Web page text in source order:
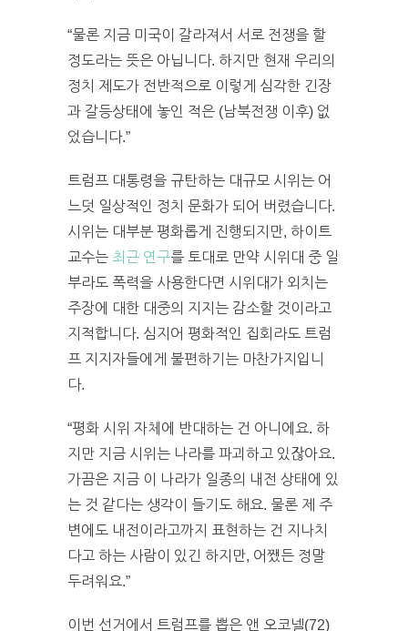
“물론 지금 미국이 갈라져서 서로 전쟁을 할
정도라는 뜻은 아닙니다. 하지만 현재 우리의
정치 제도가 전반적으로 이렇게 심각한 긴장
과 갈등상태에 놓인 적은 (남북전쟁 이후) 없
었습니다.”
트럼프 대통령을 규탄하는 대규모 시위는 어
느덧 일상적인 정치 문화가 되어 버렸습니다.
시위는 대부분 평화롭게 진행되지만, 하이트
교수는 최근 연구를 토대로 만약 시위대 중 일
부라도 폭력을 사용한다면 시위대가 외치는
주장에 대한 대중의 지지는 감소할 것이라고
지적합니다. 심지어 평화적인 집회라도 트럼
프 지지자들에게 불편하기는 마찬가지입니
다.
“평화 시위 자체에 반대하는 건 아니에요. 하
지만 지금 시위는 나라를 파괴하고 있잖아요.
가끔은 지금 이 나라가 일종의 내전 상태에 있
는 것 같다는 생각이 들기도 해요. 물론 제 주
변에도 내전이라고까지 표현하는 건 지나치
다고 하는 사람이 있긴 하지만, 어쨌든 정말
두려워요.”
이번 선거에서 트럼프를 뽑은 앤 오코넬(72)